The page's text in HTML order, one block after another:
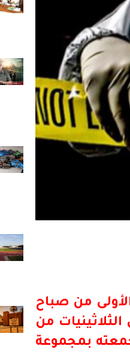
من صباح
من
بمجموعة